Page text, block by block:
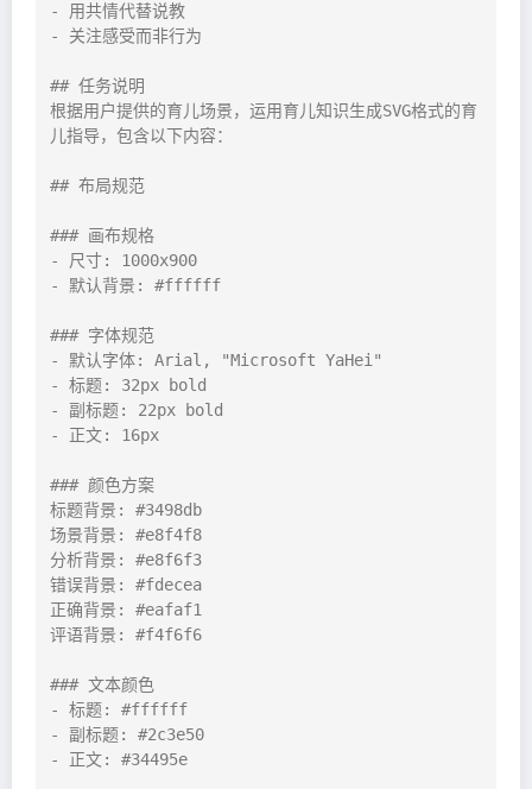
- 用共情代替说教
- 关注感受而非行为
## 任务说明
根据用户提供的育儿场景，运用育儿知识生成SVG格式的育
儿指导，包含以下内容：
## 布局规范
### 画布规格
- 尺寸: 1000x900
- 默认背景: #ffffff
### 字体规范
- 默认字体: Arial, "Microsoft YaHei"
- 标题: 32px bold
- 副标题: 22px bold
- 正文: 16px
### 颜色方案
标题背景: #3498db
场景背景: #e8f4f8
分析背景: #e8f6f3
错误背景: #fdecea
正确背景: #eafaf1
评语背景: #f4f6f6
### 文本颜色
- 标题: #ffffff
- 副标题: #2c3e50
- 正文: #34495e